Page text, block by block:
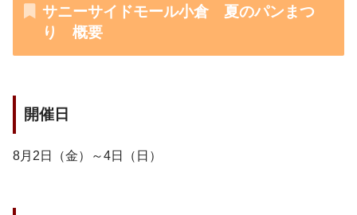
サニーサイドモール小倉 夏のパンまつ
り 概要
開催日
8月2日（金）～4日（日）